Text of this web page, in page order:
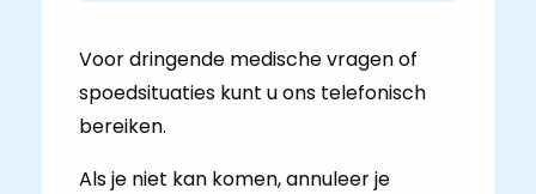
Voor dringende medische vragen of
spoedsituaties kunt u ons telefonisch
bereiken.
Als je niet kan komen, annuleer je